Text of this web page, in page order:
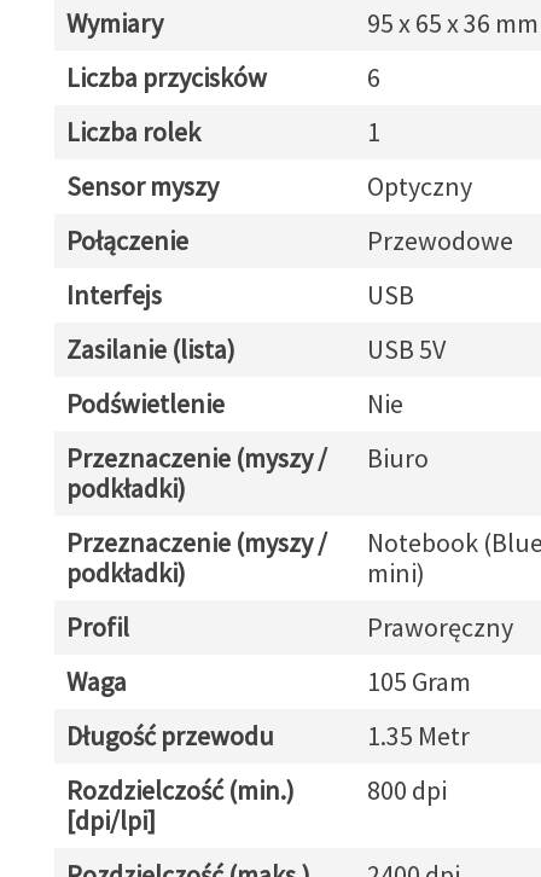
Wymiary
95 x 65 x 36 mm
Liczba przycisków
6
Liczba rolek
1
Sensor myszy
Optyczny
Połączenie
Przewodowe
Interfejs
USB
Zasilanie (lista)
USB 5V
Podświetlenie
Nie
Przeznaczenie (myszy /
podkładki)
Biuro
Przeznaczenie (myszy /
podkładki)
Notebook
mini)
Profil
Praworęczny
Waga
105 Gram
Długość przewodu
1.35 Metr
Rozdzielczość (min.)
[dpi/lpi]
800 dpi